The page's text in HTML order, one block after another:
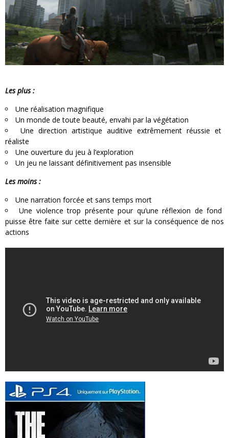
Les plus :
Une réalisation magnifique
Un monde de toute beauté, envahi par la végétation
Une direction artistique auditive extrêmement réussie et
réaliste
Une ouverture du jeu à l’exploration
Un jeu ne laissant définitivement pas insensible
Les moins :
Une narration forcée et sans temps mort
Une violence trop présente pour qu’une réflexion de fond
puisse être faite sur cette dernière et sur la conséquence de nos
actions